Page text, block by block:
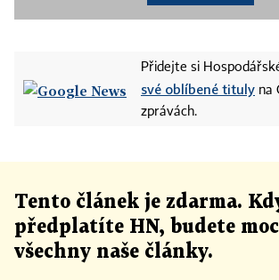
Přidejte si
své oblíbené tituly na
zprávách.
Tento článek je zdarma.
předplatíte HN, budete
všechny naše články.